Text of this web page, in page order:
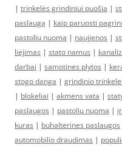
| trinkelės grindiniui puošia |
paslaugą | kaip paruosti
pastoliu nuoma | naujienos |
liejimas | stato namus |
darbai | samotines plytos |
stogo danga | grindinio
| blokeliai | akmens vata |
paslaugos | pastoliu nuoma |
kuras | buhalterines paslaugos
automobilio draudimas |